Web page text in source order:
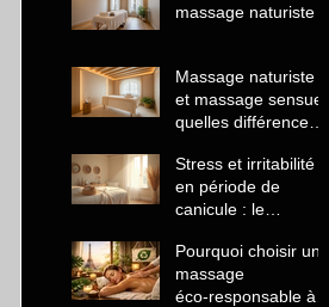
massage naturiste ?
Massage naturiste
et massage sensuel
quelles différences
de choisir
Stress et irritabilité
en période de
canicule : le
comme solution
naturelle
Pourquoi choisir un
massage
éco‑responsable à